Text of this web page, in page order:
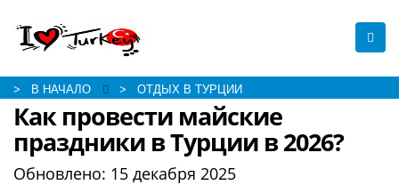
> В НАЧАЛО > ОТДЫХ В ТУРЦИИ
Как провести майские
праздники в Турции в 2026?
Обновлено: 15 декабря 2025